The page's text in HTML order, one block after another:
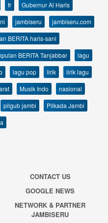
fr
Gubernur Al Haris
jambiseru
jambiseru.com
BERITA haris-sani
BERITA Tanjabbar
lagu
lagu pop lirik
lirik lagu
Musik Indo
nasional
pilgub jambi
Pilkada Jambi
CONTACT US
GOOGLE NEWS
NETWORK & PARTNER
JAMBISERU